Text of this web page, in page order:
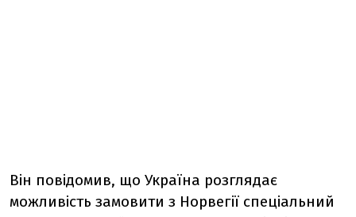
Він повідомив, що Україна розглядає
можливість замовити з Норвегії спеціальний